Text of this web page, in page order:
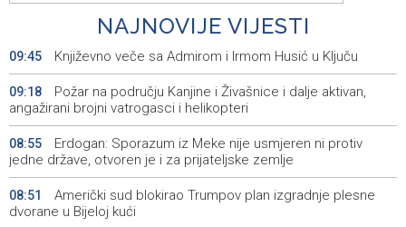
NAJNOVIJE VIJESTI
09:45 Književno veče sa Admirom i Irmom Husić u Ključu
09:18
Požar na području Kanjine i Živašnice i dalje aktivan,
angažirani brojni vatrogasci i helikopteri
08:55
Erdogan: Sporazum iz Meke nije usmjeren ni protiv
jedne države, otvoren je i za prijateljske zemlje
08:51
Američki sud blokirao Trumpov plan izgradnje plesne
dvorane u Bijeloj kući